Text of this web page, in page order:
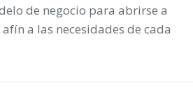
de negocio para abrirse a
a las necesidades de cada